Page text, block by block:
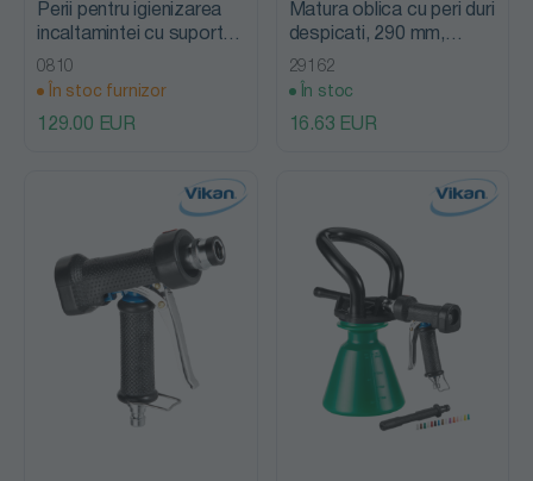
Perii pentru igienizarea
incaltamintei cu suport,
460mm, peri duri, lemn,
Vikan
0810
În stoc furnizor
129.00 EUR
Matura oblica cu peri duri
despicati, 290 mm,
Vikan, verde
29162
În stoc
16.63 EUR